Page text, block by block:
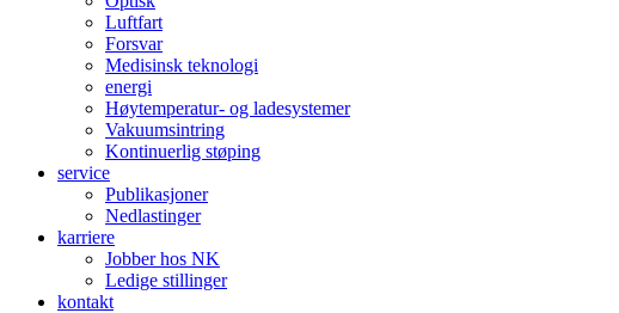
Luftfart
Forsvar
Medisinsk teknologi
energi
Høytemperatur- og ladesystemer
Vakuumsintring
Kontinuerlig støping
service
Publikasjoner
Nedlastinger
karriere
Jobber hos NK
Ledige stillinger
kontakt